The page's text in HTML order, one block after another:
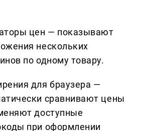
цен — показывают
нескольких
по одному товару.
для браузера —
сравнивают цены
доступные
при оформлении